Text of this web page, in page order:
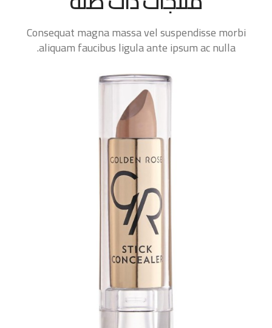
Consequat magna massa vel suspendisse morbi
aliquam faucibus ligula ante ipsum ac nulla.